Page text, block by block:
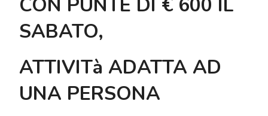
SABATO,
ATTIVITà ADATTA AD
UNA PERSONA